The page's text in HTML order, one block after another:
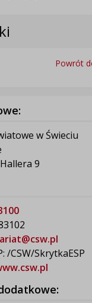
Powrót
w Świeciu
9
/CSW/SkrytkaESP